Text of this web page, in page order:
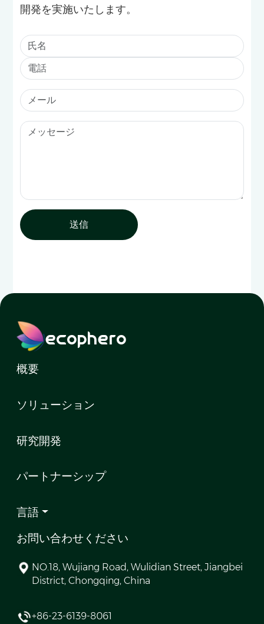
開発を実施いたします。
送信
ecophero
概要
ソリューション
研究開発
パートナーシップ
言語
お問い合わせください
NO.18, Wujiang Road, Wulidian Street, Jiangbei
District, Chongqing, China
+86-23-6139-8061